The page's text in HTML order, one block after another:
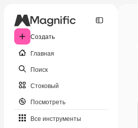
Создать
Главная
Поиск
Стоковый
Посмотреть
Все инструменты